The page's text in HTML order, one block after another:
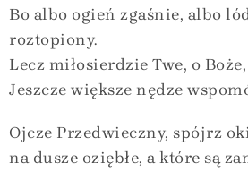
Bo albo ogień zgaśnie, albo
roztopiony.
Lecz miłosierdzie Twe, o Boże,
Jeszcze większe nędze
Ojcze Przedwieczny, spójrz
na dusze oziębłe, a które są